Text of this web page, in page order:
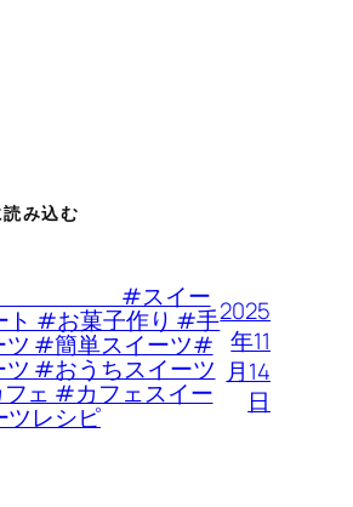
み込む
。 #スイー
ト #お菓子作り #手
ツ #簡単スイーツ#
ツ #おうちスイーツ
ェ #カフェスイー
レシピ
2025
年11
月14
日